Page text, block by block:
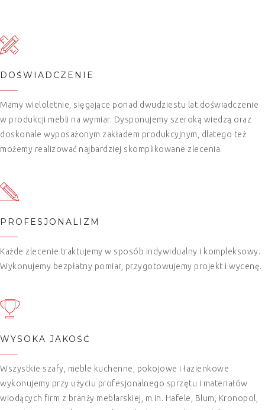
DOŚWIADCZENIE
Mamy wieloletnie, sięgające ponad dwudziestu lat doświadczenie
w produkcji mebli na wymiar. Dysponujemy szeroką wiedzą oraz
doskonale wyposażonym zakładem produkcyjnym, dlatego też
możemy realizować najbardziej skomplikowane zlecenia.
PROFESJONALIZM
Każde zlecenie traktujemy w sposób indywidualny i kompleksowy.
Wykonujemy bezpłatny pomiar, przygotowujemy projekt i wycenę.
WYSOKA JAKOŚĆ
Wszystkie szafy, meble kuchenne, pokojowe i łazienkowe
wykonujemy przy użyciu profesjonalnego sprzętu i materiałów
wiodących firm z branży meblarskiej, m.in. Hafele, Blum, Kronopol,